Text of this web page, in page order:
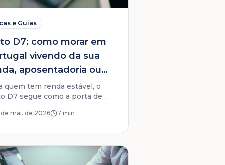
e Guias
D7: como morar em
vivendo da sua
aposentadoria ou
quem tem renda estável, o
D7 segue como a porta de
em 2026: sem contrato
de mai. de 2026 7 min